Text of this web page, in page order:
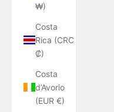
₩)
Costa
Rica (CRC
₡)
Costa
d’Avorio
(EUR €)